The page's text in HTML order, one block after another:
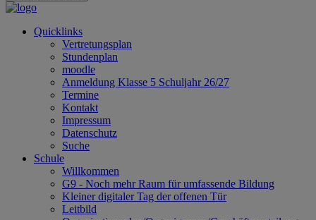
Quicklinks
Vertretungsplan
Stundenplan
moodle
Anmeldung Klasse 5 Schuljahr 26/27
Termine
Kontakt
Impressum
Datenschutz
Suche
Schule
Willkommen
G9 - Noch mehr Raum für umfassende Bildung
Kleiner digitaler Tag der offenen Tür
Leitbild